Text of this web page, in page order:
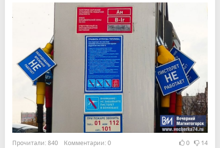
Прочитали: 840 Комментарии: 0 0 14